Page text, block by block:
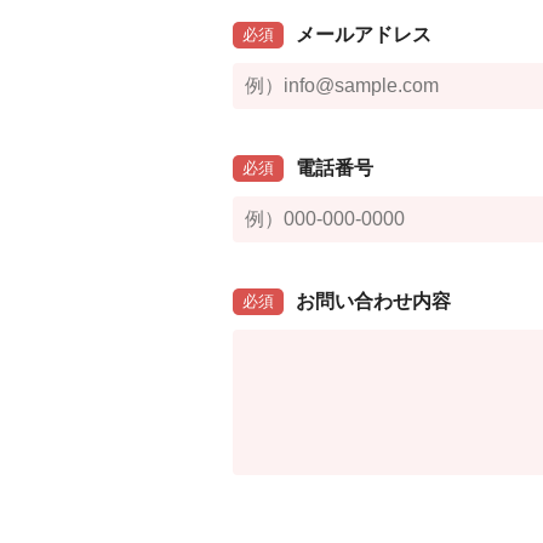
メールアドレス
必須
電話番号
必須
お問い合わせ内容
必須